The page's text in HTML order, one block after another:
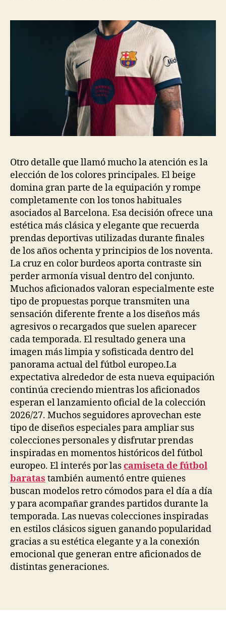
Otro detalle que llamó mucho la atención es la
elección de los colores principales. El beige
domina gran parte de la equipación y rompe
completamente con los tonos habituales
asociados al Barcelona. Esa decisión ofrece una
estética más clásica y elegante que recuerda
prendas deportivas utilizadas durante finales
de los años ochenta y principios de los noventa.
La cruz en color burdeos aporta contraste sin
perder armonía visual dentro del conjunto.
Muchos aficionados valoran especialmente este
tipo de propuestas porque transmiten una
sensación diferente frente a los diseños más
agresivos o recargados que suelen aparecer
cada temporada. El resultado genera una
imagen más limpia y sofisticada dentro del
panorama actual del fútbol europeo.La
expectativa alrededor de esta nueva equipación
continúa creciendo mientras los aficionados
esperan el lanzamiento oficial de la colección
2026/27. Muchos seguidores aprovechan este
tipo de diseños especiales para ampliar sus
colecciones personales y disfrutar prendas
inspiradas en momentos históricos del fútbol
europeo. El interés por lascamiseta de fútbol
baratas también aumentó entre quienes
buscan modelos retro cómodos para el día a día
y para acompañar grandes partidos durante la
temporada. Las nuevas colecciones inspiradas
en estilos clásicos siguen ganando popularidad
gracias a su estética elegante y a la conexión
emocional que generan entre aficionados de
distintas generaciones.